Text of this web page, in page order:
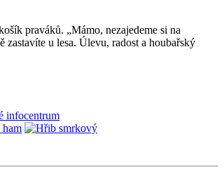
praváků. „Mámo, nezajedeme si na
u lesa. Úlevu, radost a houbařský